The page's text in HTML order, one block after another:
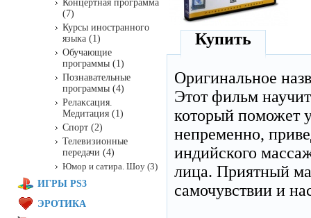
Купить
Оригинальное
Этот фильм
который поможет
непременно,
индийского
лица. Приятный
самочувствии и
Концертная программа
(7)
Курсы иностранного
языка (1)
Обучающие
программы (1)
Познавательные
программы (4)
Релаксация.
Медитация (1)
Спорт (2)
Телевизионные
передачи (4)
Юмор и сатира. Шоу (3)
ИГРЫ PS3
ЭРОТИКА